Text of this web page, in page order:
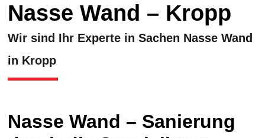
Nasse Wand – Kropp
Wir sind Ihr Experte in Sachen Nasse Wand
in Kropp
Nasse Wand – Sanierung